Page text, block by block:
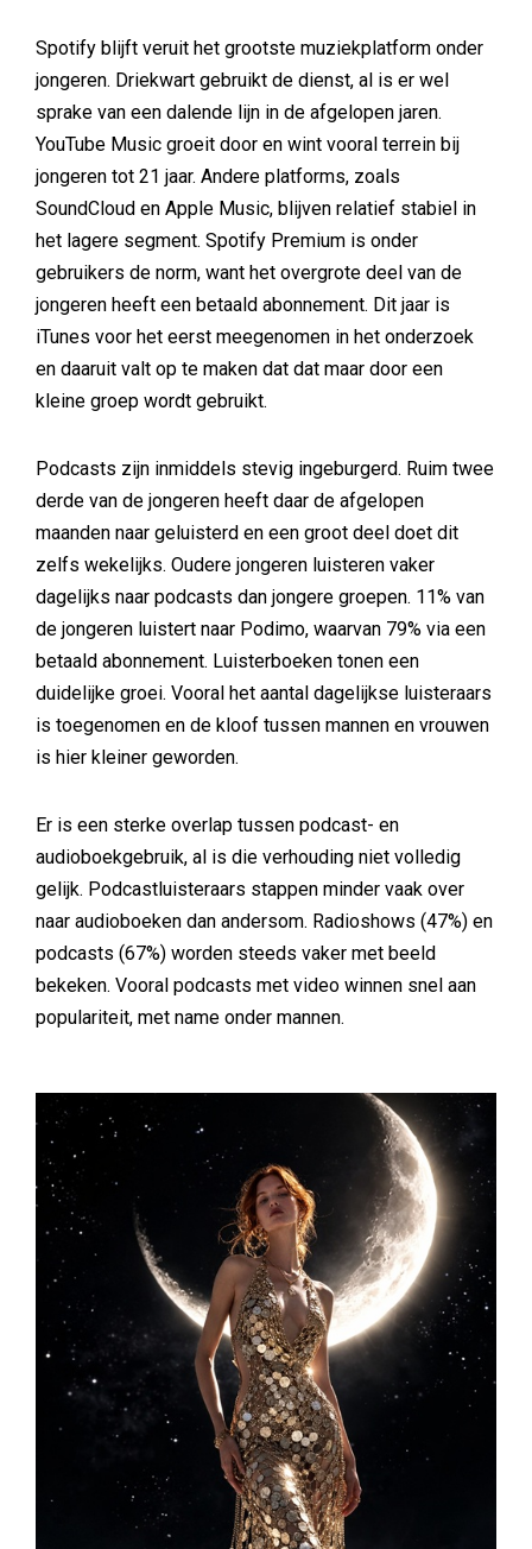
Spotify blijft veruit het grootste muziekplatform onder
jongeren. Driekwart gebruikt de dienst, al is er wel
sprake van een dalende lijn in de afgelopen jaren.
YouTube Music groeit door en wint vooral terrein bij
jongeren tot 21 jaar. Andere platforms, zoals
SoundCloud en Apple Music, blijven relatief stabiel in
het lagere segment. Spotify Premium is onder
gebruikers de norm, want het overgrote deel van de
jongeren heeft een betaald abonnement. Dit jaar is
iTunes voor het eerst meegenomen in het onderzoek
en daaruit valt op te maken dat dat maar door een
kleine groep wordt gebruikt.
Podcasts zijn inmiddels stevig ingeburgerd. Ruim twee
derde van de jongeren heeft daar de afgelopen
maanden naar geluisterd en een groot deel doet dit
zelfs wekelijks. Oudere jongeren luisteren vaker
dagelijks naar podcasts dan jongere groepen. 11% van
de jongeren luistert naar Podimo, waarvan 79% via een
betaald abonnement. Luisterboeken tonen een
duidelijke groei. Vooral het aantal dagelijkse luisteraars
is toegenomen en de kloof tussen mannen en vrouwen
is hier kleiner geworden.
Er is een sterke overlap tussen podcast- en
audioboekgebruik, al is die verhouding niet volledig
gelijk. Podcastluisteraars stappen minder vaak over
naar audioboeken dan andersom. Radioshows (47%) en
podcasts (67%) worden steeds vaker met beeld
bekeken. Vooral podcasts met video winnen snel aan
populariteit, met name onder mannen.